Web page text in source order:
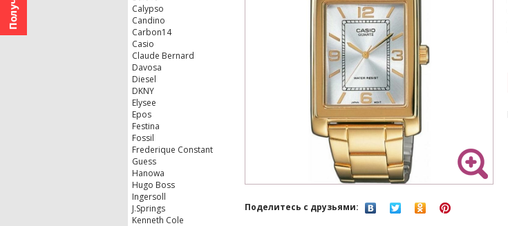
Calypso
Candino
Carbon14
Casio
Claude Bernard
Davosa
Diesel
DKNY
Elysee
Epos
Festina
Fossil
Frederique Constant
Guess
Hanowa
Hugo Boss
Ingersoll
J.Springs
Kenneth Cole
Поделитесь с друзьями: